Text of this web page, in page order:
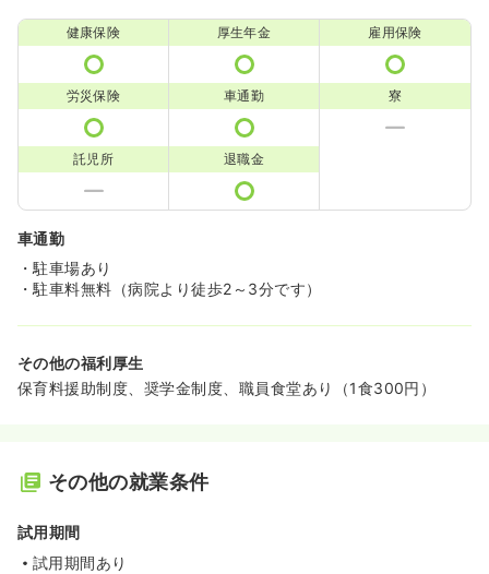
健康保険 厚生年金 雇用保険
労災保険 車通勤 寮
託児所 退職金
車通勤
・駐車場あり
・駐車料無料（病院より徒歩2～3分です）
その他の福利厚生
保育料援助制度、奨学金制度、職員食堂あり（1食300円）
その他の就業条件
試用期間
試用期間あり